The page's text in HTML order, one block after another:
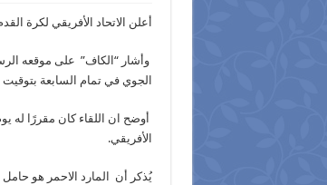
أعلن الاتحاد الأفريقي لكرة
الجوي في تمام السابعة بتوقيت
الأفريقي.